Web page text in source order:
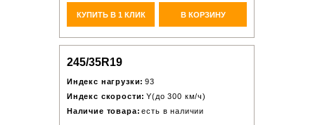
КУПИТЬ В 1 КЛИК В КОРЗИНУ
245/35R19
Индекс нагрузки: 93
Индекс скорости: Y(до 300 км/ч)
Наличие товара: есть в наличии